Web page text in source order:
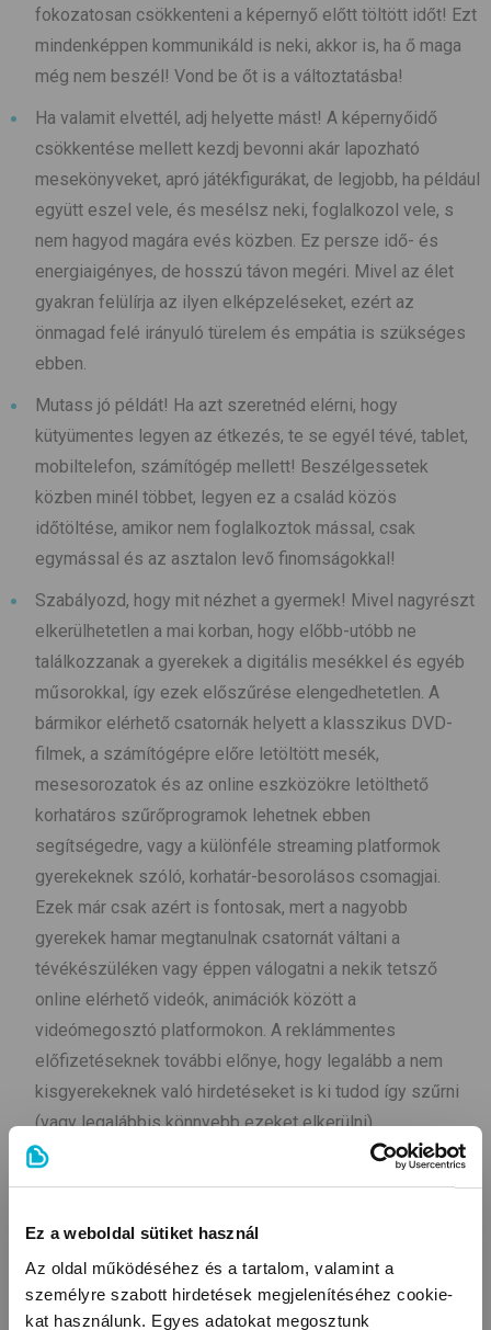
Ez a weboldal sütiket használ
Az oldal működéséhez és a tartalom, valamint a
személyre szabott hirdetések megjelenítéséhez cookie-
kat használunk. Egyes adatokat megosztunk
fokozatosan csökkenteni a képernyő előtt töltött időt! Ezt
mindenképpen kommunikáld is neki, akkor is, ha ő maga
még nem beszél! Vond be őt is a változtatásba!
Ha valamit elvettél, adj helyette mást! A képernyőidő
csökkentése mellett kezdj bevonni akár lapozható
mesekönyveket, apró játékfigurákat, de legjobb, ha például
együtt eszel vele, és mesélsz neki, foglalkozol vele, s
nem hagyod magára evés közben. Ez persze idő- és
energiaigényes, de hosszú távon megéri. Mivel az élet
gyakran felülírja az ilyen elképzeléseket, ezért az
önmagad felé irányuló türelem és empátia is szükséges
ebben.
Mutass jó példát! Ha azt szeretnéd elérni, hogy
kütyümentes legyen az étkezés, te se egyél tévé, tablet,
mobiltelefon, számítógép mellett! Beszélgessetek
közben minél többet, legyen ez a család közös
időtöltése, amikor nem foglalkoztok mással, csak
egymással és az asztalon levő finomságokkal!
Szabályozd, hogy mit nézhet a gyermek! Mivel nagyrészt
elkerülhetetlen a mai korban, hogy előbb-utóbb ne
találkozzanak a gyerekek a digitális mesékkel és egyéb
műsorokkal, így ezek előszűrése elengedhetetlen. A
bármikor elérhető csatornák helyett a klasszikus DVD-
filmek, a számítógépre előre letöltött mesék,
mesesorozatok és az online eszközökre letölthető
korhatáros szűrőprogramok lehetnek ebben
segítségedre, vagy a különféle streaming platformok
gyerekeknek szóló, korhatár-besorolásos csomagjai.
Ezek már csak azért is fontosak, mert a nagyobb
gyerekek hamar megtanulnak csatornát váltani a
tévékészüléken vagy éppen válogatni a nekik tetsző
online elérhető videók, animációk között a
videómegosztó platformokon. A reklámmentes
előfizetéseknek további előnye, hogy legalább a nem
kisgyerekeknek való hirdetéseket is ki tudod így szűrni
(vagy legalábbis könnyebb ezeket elkerülni).
Nem dughatjuk a fejünket a homokba: a változás, a fejlődés
a gyermeket a digitális világban, s ez ne hasson ki a
kelleténél is jobban az amúgy is sérülékeny, alakulófélben